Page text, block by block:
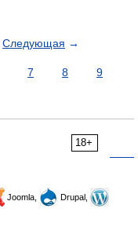
Следующая →
7 8
9
18+
Joomla,
Drupal,